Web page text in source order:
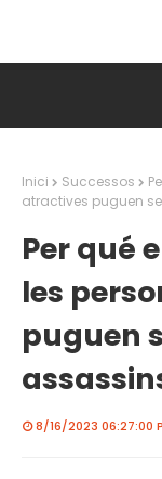
Inici Successos
atractives puguen
Per qué
les
puguen
8/16/2023 06:27:00